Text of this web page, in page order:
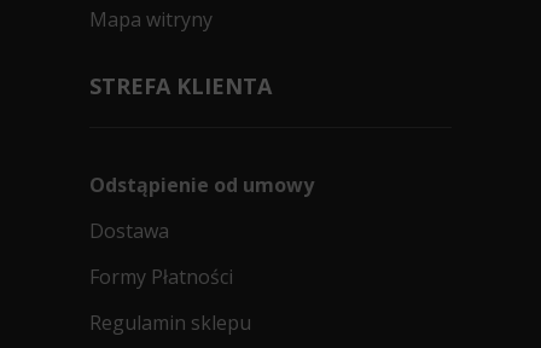
Mapa witryny
STREFA KLIENTA
Odstąpienie od umowy
Dostawa
Formy Płatności
Regulamin sklepu